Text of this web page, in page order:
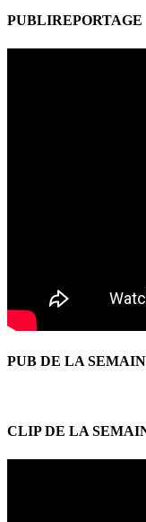
PUBLIREPORTAGE
PUB DE LA
CLIP DE LA